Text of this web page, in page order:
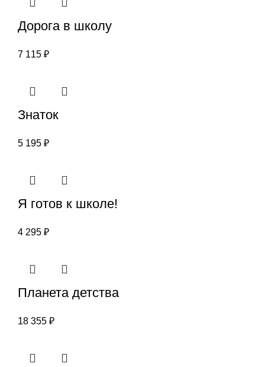
Дорога в школу
7 115 ₽
Знаток
5 195 ₽
Я готов к школе!
4 295 ₽
Планета детства
18 355 ₽